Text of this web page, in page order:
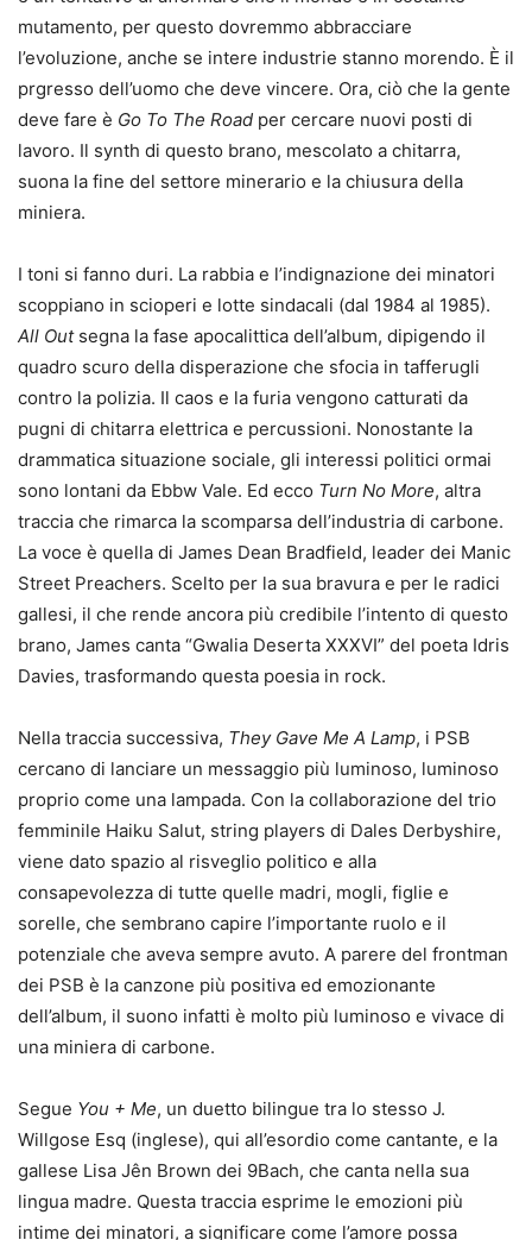
mutamento, per questo dovremmo abbracciare
l’evoluzione, anche se intere industrie stanno morendo. È il
prgresso dell’uomo che deve vincere. Ora, ciò che la gente
deve fare è Go To The Road per cercare nuovi posti di
lavoro. Il synth di questo brano, mescolato a chitarra,
suona la fine del settore minerario e la chiusura della
miniera.
I toni si fanno duri. La rabbia e l’indignazione dei minatori
scoppiano in scioperi e lotte sindacali (dal 1984 al 1985).
All Outsegna la fase apocalittica dell’album, dipigendo il
quadro scuro della disperazione che sfocia in tafferugli
contro la polizia. Il caos e la furia vengono catturati da
pugni di chitarra elettrica e percussioni. Nonostante la
drammatica situazione sociale, gli interessi politici ormai
sono lontani da Ebbw Vale. Ed ecco Turn No More, altra
traccia che rimarca la scomparsa dell’industria di carbone.
La voce è quella di James Dean Bradfield, leader dei Manic
Street Preachers. Scelto per la sua bravura e per le radici
gallesi, il che rende ancora più credibile l’intento di questo
brano, James canta “Gwalia Deserta XXXVI” del poeta Idris
Davies, trasformando questa poesia in rock.
Nella traccia successiva, They Gave Me A Lamp, i PSB
cercano di lanciare un messaggio più luminoso, luminoso
proprio come una lampada. Con la collaborazione del trio
femminile Haiku Salut, string players di Dales Derbyshire,
viene dato spazio al risveglio politico e alla
consapevolezza di tutte quelle madri, mogli, figlie e
sorelle, che sembrano capire l’importante ruolo e il
potenziale che aveva sempre avuto. A parere del frontman
dei PSB è la canzone più positiva ed emozionante
dell’album, il suono infatti è molto più luminoso e vivace di
una miniera di carbone.
Segue You + Me, un duetto bilingue tra lo stesso J.
Willgose Esq (inglese), qui all’esordio come cantante, e la
gallese Lisa Jên Brown dei 9Bach, che canta nella sua
lingua madre. Questa traccia esprime le emozioni più
intime dei minatori, a significare come l’amore possa